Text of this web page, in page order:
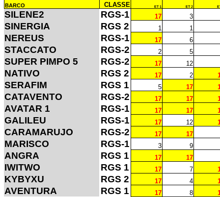
BARCO CLASSE ET 1 ET 2
SILENE2 RGS-1 17 3
SINERGIA RGS 2 1 1
NEREUS RGS-1 17 6
STACCATO RGS-2 2 5
SUPER PIMPO 5 RGS-2 17 12
NATIVO RGS 2 17 2
SERAFIM RGS 1 5 17
CATAVENTO RGS-2 17 17
AVATAR 1 RGS-1 17 17
GALILEU RGS-1 17 12
CARAMARUJO RGS-2 17 17
MARISCO RGS-1 3 9
ANGRA RGS 1 17 17
IWITWO RGS 1 17 7
KYBYXU RGS 2 17 4
AVENTURA RGS 1 17 8